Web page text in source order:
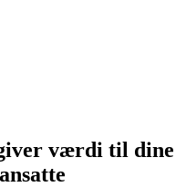
værdi til dine